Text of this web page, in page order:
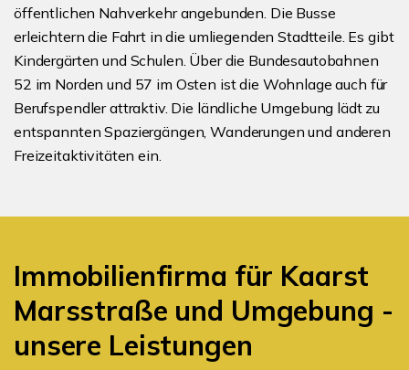
öffentlichen Nahverkehr angebunden. Die Busse
erleichtern die Fahrt in die umliegenden Stadtteile. Es gibt
Kindergärten und Schulen. Über die Bundesautobahnen
52 im Norden und 57 im Osten ist die Wohnlage auch für
Berufspendler attraktiv. Die ländliche Umgebung lädt zu
entspannten Spaziergängen, Wanderungen und anderen
Freizeitaktivitäten ein.
Immobilienfirma für Kaarst
Marsstraße und Umgebung -
unsere Leistungen